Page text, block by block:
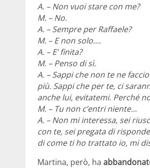
A. – Non vuoi stare con me?
M. – No.
A. – Sempre per Raffaele?
M. – E non solo….
A. – E’ finita?
M. – Penso di sì.
A. – Sappi che non te ne
più. Sappi che per te, ci
anche lui, evitatemi. Perché
M. – Tu non c’entri niente…
A. – Non mi interessa, sei
con te, sei pregata di
di come ti ho trattato io, mi
Martina, però, ha